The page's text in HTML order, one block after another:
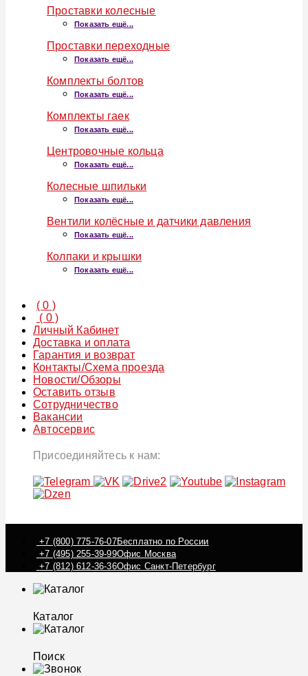
Проставки колесные
Показать ещё...
Проставки переходные
Показать ещё...
Комплекты болтов
Показать ещё...
Комплекты гаек
Показать ещё...
Центровочные кольца
Показать ещё...
Колесные шпильки
Показать ещё...
Вентили колёсные и датчики давления
Показать ещё...
Колпаки и крышки
Показать ещё...
(0 )
( 0)
Личный Кабинет
Доставка и оплата
Гарантия и возврат
Контакты/Схема проезда
Новости/Обзоры
Оставить отзыв
Сотрудничество
Вакансии
Автосервис
Присоединяйтесь к нам:
+7 (800) 775-76-07Бесплатно по России
+7 (495) 255-39-99Офис Москва
+7 (812) 612-36-36Офис Санкт-Петербург
Каталог
Поиск